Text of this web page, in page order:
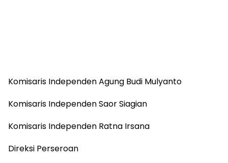
Komisaris Independen Agung Budi Mulyanto
Komisaris Independen Saor Siagian
Komisaris Independen Ratna Irsana
Direksi Perseroan